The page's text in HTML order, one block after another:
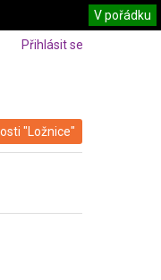
Přihlásit se
"Ložnice"
V pořádku